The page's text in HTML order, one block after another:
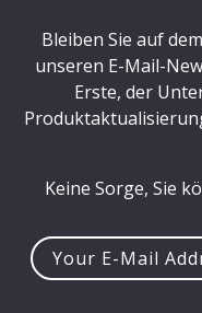
Bleiben Sie auf
unseren E-Mail-
Erste, der
Keine Sorge, Sie